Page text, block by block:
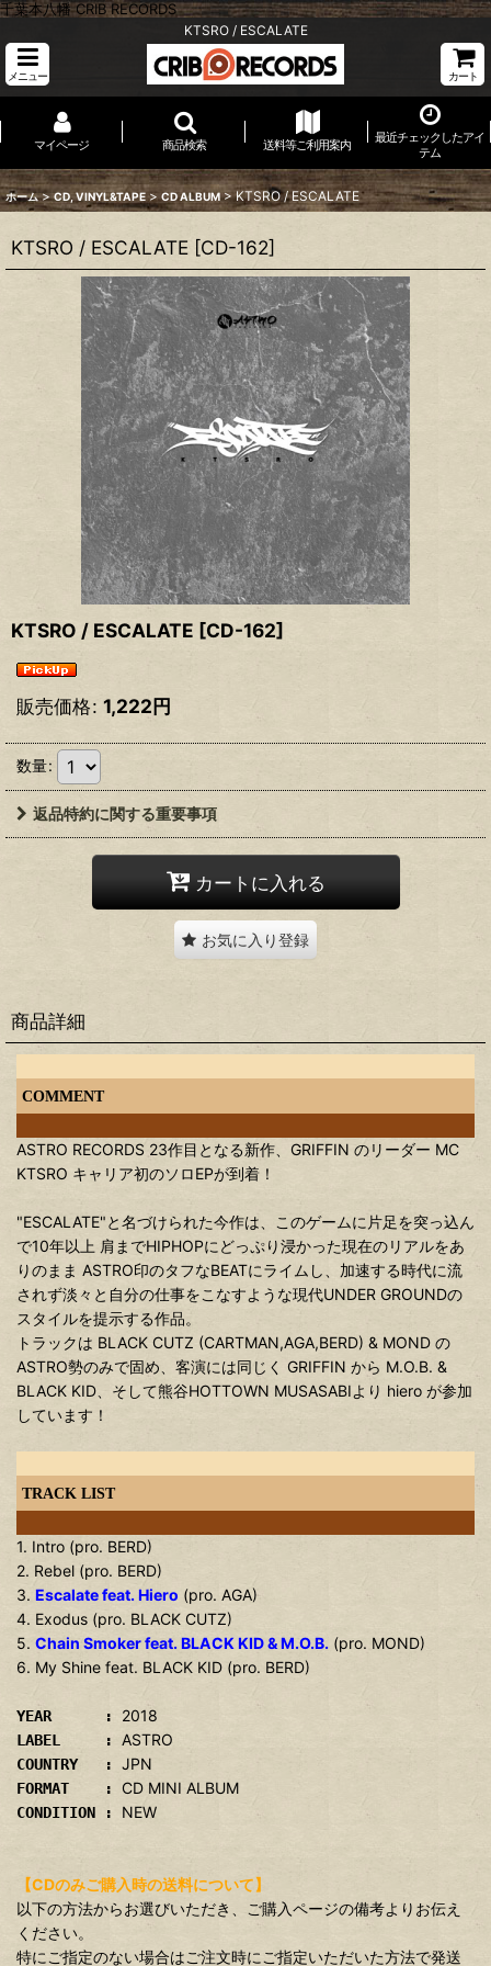
千葉本八幡 CRIB RECORDS
KTSRO / ESCALATE
メニュー カート
マイページ 商品検索 送料等ご利用案内
最近チェックしたアイ
テム
ホーム > CD, VINYL&TAPE > CD ALBUM > KTSRO / ESCALATE
KTSRO / ESCALATE [CD-162]
KTSRO / ESCALATE [CD-162]
販売価格: 1,222円
数量:
返品特約に関する重要事項
カートに入れる
お気に入り登録
商品詳細
COMMENT
ASTRO RECORDS 23作目となる新作、GRIFFIN のリーダー MC
KTSRO キャリア初のソロEPが到着！
"ESCALATE"と名づけられた今作は、このゲームに片足を突っ込ん
で10年以上 肩までHIPHOPにどっぷり浸かった現在のリアルをあ
りのまま ASTRO印のタフなBEATにライムし、加速する時代に流
されず淡々と自分の仕事をこなすような現代UNDER GROUNDの
スタイルを提示する作品。
トラックは BLACK CUTZ (CARTMAN,AGA,BERD) & MOND の
ASTRO勢のみで固め、客演には同じく GRIFFIN から M.O.B. &
BLACK KID、そして熊谷HOTTOWN MUSASABIより hiero が参加
しています！
TRACK LIST
1. Intro (pro. BERD)
2. Rebel (pro. BERD)
3. Escalate feat. Hiero (pro. AGA)
4. Exodus (pro. BLACK CUTZ)
5. Chain Smoker feat. BLACK KID & M.O.B. (pro. MOND)
6. My Shine feat. BLACK KID (pro. BERD)
YEAR : 2018
LABEL : ASTRO
COUNTRY : JPN
FORMAT : CD MINI ALBUM
CONDITION : NEW
【CDのみご購入時の送料について】
以下の方法からお選びいただき、ご購入ページの備考よりお伝え
ください。
特にご指定のない場合はご注文時にご指定いただいた方法で発送